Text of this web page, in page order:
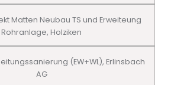
Matten Neubau TS und Erweiteung
Rohranlage, Holziken
(EW+WL), Erlinsbach
AG